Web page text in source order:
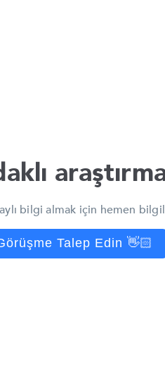
bilgi almak için hemen
Talep Edin 👋🏻